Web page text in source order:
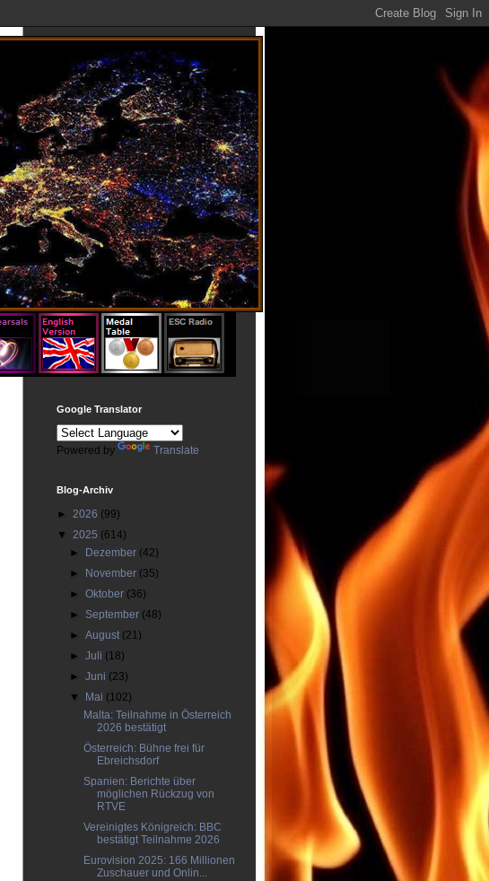
Google Translator
Powered by Translate
Blog-Archiv
► 2026 (99)
▼ 2025 (614)
►
Dezember (42)
►
November (35)
►Oktober (36)
► September (48)
►August (21)
►Juli (18)
►Juni (23)
▼
Mai (102)
Malta: Teilnahme in Österreich
2026 bestätigt
Österreich: Bühne frei für
Ebreichsdorf
Spanien: Berichte über
möglichen Rückzug von
RTVE
Vereinigtes Königreich: BBC
bestätigt Teilnahme 2026
Eurovision 2025: 166 Millionen
Zuschauer und Onlin...